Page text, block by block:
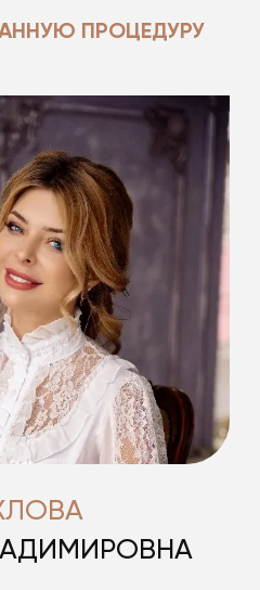
ПРОЦЕДУРУ